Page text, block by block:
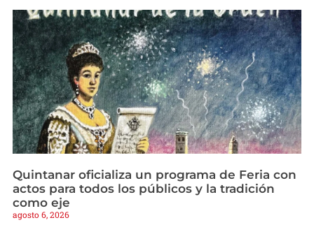
Quintanar oficializa un programa de Feria con
actos para todos los públicos y la tradición
como eje
agosto 6, 2026